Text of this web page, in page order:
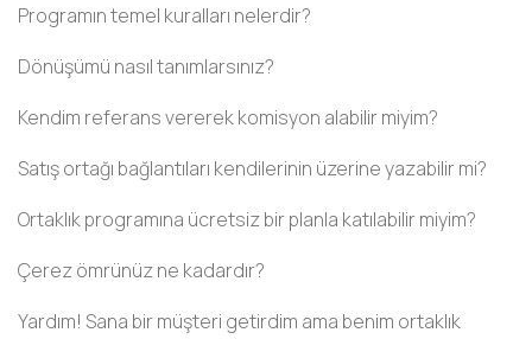
Programın temel kuralları nelerdir?
Dönüşümü nasıl tanımlarsınız?
Kendim referans vererek komisyon alabilir miyim?
Satış ortağı bağlantıları kendilerinin üzerine yazabilir mi?
Ortaklık programına ücretsiz bir planla katılabilir miyim?
Çerez ömrünüz ne kadardır?
Yardım! Sana bir müşteri getirdim ama benim ortaklık